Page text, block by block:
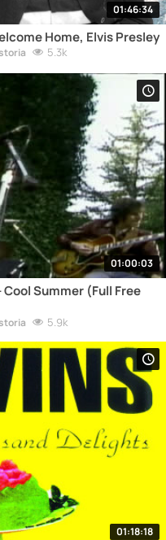
01:46:34
Home, Elvis Presley
5.3k
01:00:03
Summer (Full Free
5.9k
01:18:18